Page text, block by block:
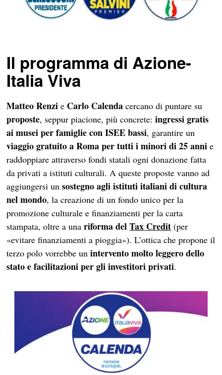
Il programma di Azione-
Italia Viva
Matteo Renzi e Carlo Calenda cercano di puntare su
proposte, seppur piacione, più concrete:ingressi gratis
ai musei per famiglie con ISEE bassi, garantire un
viaggio gratuito a Roma per tutti i minori di 25 annie
raddoppiare attraverso fondi statali ogni donazione fatta
da privati a istituti culturali. A queste proposte vanno ad
aggiungersi unsostegno agli istituti italiani di cultura
nel mondo, la creazione di un fondo unico per la
promozione culturale e finanziamenti per la carta
stampata, oltre a unariforma delTax Credit (per
«evitare finanziamenti a pioggia»). L’ottica che propone il
terzo polo vorrebbe unintervento molto leggero dello
stato e facilitazioni per gli investitori privati.